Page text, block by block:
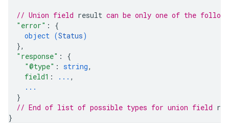
// Union field result can be only one of the
"error" : {
object (Status)
},
"response" : {
"@type" : string,
field1 : ... ,
...
}
// End of list of possible types for union field
}